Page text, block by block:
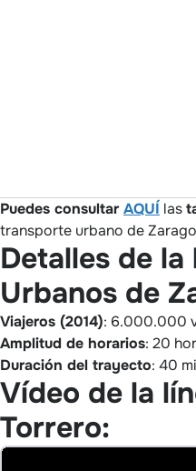
Puedes consultarAQUÍ las
transporte urbano de
Detalles de
Urbanos de
Viajeros (2014): 6.000.000
Amplitud de horarios: 20
Duración del trayecto: 40
Vídeo de la
Torrero: